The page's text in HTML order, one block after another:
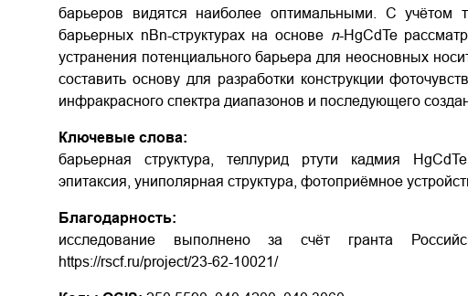
барьеров видятся наиболее оптимальными. С учётом
барьерных nBn-структурах на основе n-HgCdTe
устранения потенциального барьера для неосновных
составить основу для разработки конструкции
инфракрасного спектра диапазонов и последующего
Ключевые слова:
барьерная структура, теллурид ртути кадмия
эпитаксия, униполярная структура, фотоприёмное
Благодарность:
исследование выполнено за счёт гранта
https://rscf.ru/project/23-62-10021/